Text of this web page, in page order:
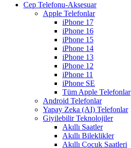
Cep Telefonu-Aksesuar
Apple Telefonlar
iPhone 17
iPhone 16
iPhone 15
iPhone 14
iPhone 13
iPhone 12
iPhone 11
iPhone SE
Tüm Apple Telefonlar
Android Telefonlar
Yapay Zeka (AI) Telefonlar
Giyilebilir Teknolojiler
Akıllı Saatler
Akıllı Bileklikler
Akıllı Çocuk Saatleri